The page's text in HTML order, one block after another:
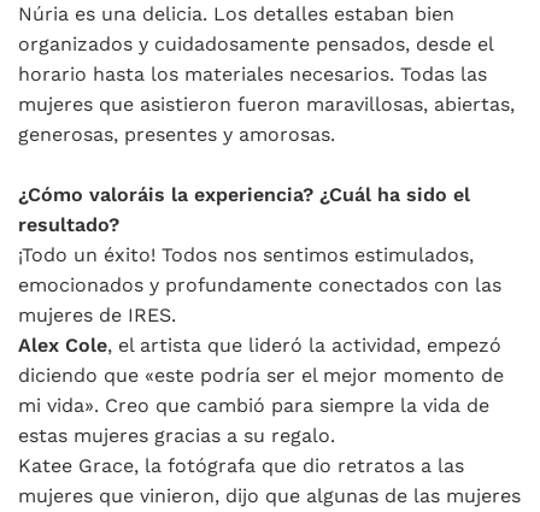
Núria es una delicia. Los detalles estaban bien
organizados y cuidadosamente pensados, desde el
horario hasta los materiales necesarios. Todas las
mujeres que asistieron fueron maravillosas, abiertas,
generosas, presentes y amorosas.
¿Cómo valoráis la experiencia? ¿Cuál ha sido el
resultado?
¡Todo un éxito! Todos nos sentimos estimulados,
emocionados y profundamente conectados con las
mujeres de IRES.
Alex Cole, el artista que lideró la actividad, empezó
diciendo que «este podría ser el mejor momento de
mi vida». Creo que cambió para siempre la vida de
estas mujeres gracias a su regalo.
Katee Grace, la fotógrafa que dio retratos a las
mujeres que vinieron, dijo que algunas de las mujeres